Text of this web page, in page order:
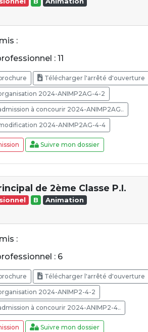
:
: 11
Télécharger l'arrêté d'ouverture
2024-ANIMP2AG-4-2
à concourir 2024-ANIMP2AG..
2024-ANIMP2AG-4-4
Suivre mon dossier
de 2ème Classe P.I.
B Animation
:
: 6
Télécharger l'arrêté d'ouverture
2024-ANIMP2-4-2
à concourir 2024-ANIMP2-4..
Suivre mon dossier